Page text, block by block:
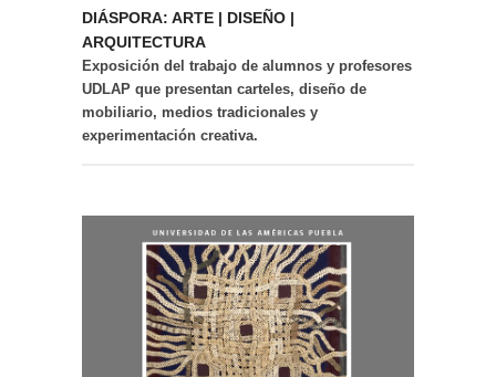
DIÁSPORA: ARTE | DISEÑO |
ARQUITECTURA
Exposición del trabajo de alumnos y profesores
UDLAP que presentan carteles, diseño de
mobiliario, medios tradicionales y
experimentación creativa.